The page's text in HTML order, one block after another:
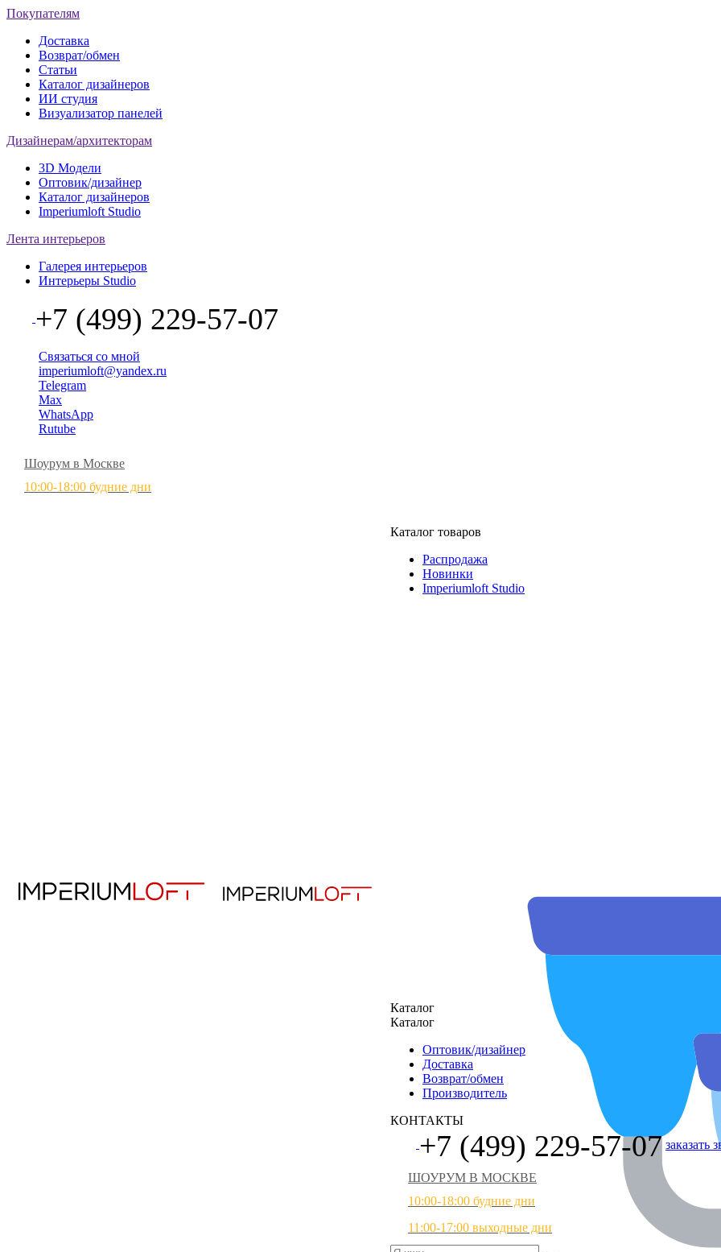
Покупателям
Доставка
Возврат/обмен
Статьи
Каталог дизайнеров
ИИ студия
Визуализатор панелей
Дизайнерам/архитекторам
3D Модели
Оптовик/дизайнер
Каталог дизайнеров
Imperiumloft Studio
Лента интерьеров
Галерея интерьеров
Интерьеры Studio
+7 (499) 229-57-07
Связаться со мной
imperiumloft@yandex.ru
Telegram
Max
WhatsApp
Rutube
Шоурум в Москве
10:00-18:00 будние дни
Каталог товаров
Распродажа
Новинки
Imperiumloft Studio
Каталог
Каталог
Оптовик/дизайнер
Доставка
Возврат/обмен
Производитель
КОНТАКТЫ
+7 (499) 229-57-07 заказать
ШОУРУМ В МОСКВЕ
10:00-18:00 будние дни
11:00-17:00 выходные дни